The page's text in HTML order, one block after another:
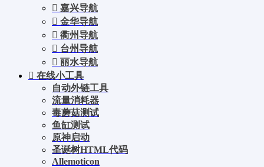
嘉兴导航
金华导航
衢州导航
台州导航
丽水导航
在线小工具
自动外链工具
流量消耗器
毒蘑菇测试
鱼缸测试
原神启动
圣诞树HTML代码
Allemoticon